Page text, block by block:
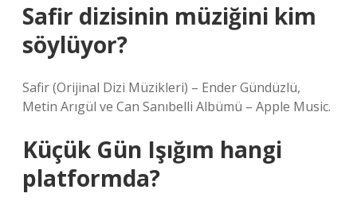
Safir dizisinin müziğini kim
söylüyor?
‎Safir (Orijinal Dizi Müzikleri) – Ender Gündüzlü,
Metin Arıgül ve Can Sanıbelli Albümü – Apple Music.
Küçük Gün Işığım hangi
platformda?